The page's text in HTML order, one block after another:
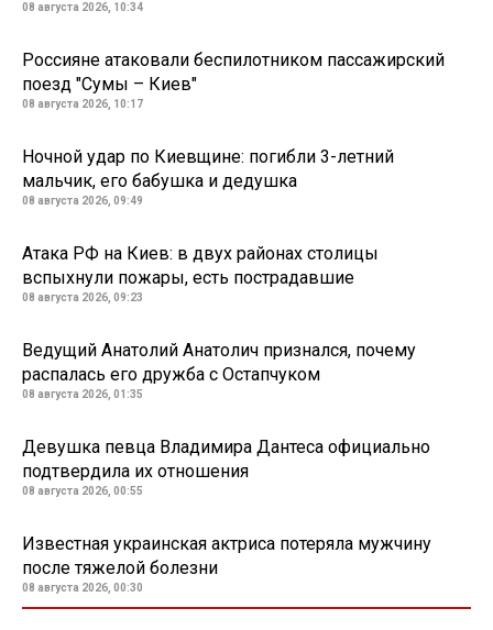
08 августа 2026, 10:34
Россияне атаковали беспилотником пассажирский
поезд "Сумы – Киев"
08 августа 2026, 10:17
Ночной удар по Киевщине: погибли 3-летний
мальчик, его бабушка и дедушка
08 августа 2026, 09:49
Атака РФ на Киев: в двух районах столицы
вспыхнули пожары, есть пострадавшие
08 августа 2026, 09:23
Ведущий Анатолий Анатолич признался, почему
распалась его дружба с Остапчуком
08 августа 2026, 01:35
Девушка певца Владимира Дантеса официально
подтвердила их отношения
08 августа 2026, 00:55
Известная украинская актриса потеряла мужчину
после тяжелой болезни
08 августа 2026, 00:30